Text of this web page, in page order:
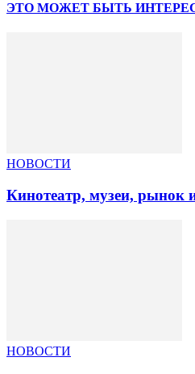
ЭТО МОЖЕТ БЫТЬ
НОВОСТИ
Кинотеатр, музеи, рынок
НОВОСТИ